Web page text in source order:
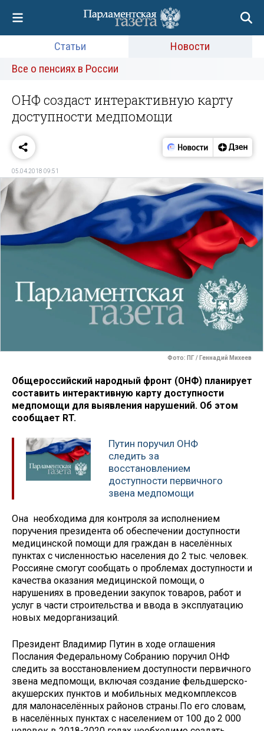
Статьи
Новости
Все о пенсиях в России
ОНФ создаст интерактивную карту
доступности медпомощи
05.04.2018 09:51
Фото: ПГ / Геннадий Михеев
Общероссийский народный фронт (ОНФ) планирует
составить интерактивную карту доступности
медпомощи для выявления нарушений. Об этом
сообщает RT.
Путин поручил ОНФ
следить за
восстановлением
доступности первичного
звена медпомощи
Она необходима для контроля за исполнением
поручения президента об обеспечении доступности
медицинской помощи для граждан в населённых
пунктах с численностью населения до 2 тыс. человек.
Россияне смогут сообщать о проблемах доступности и
качества оказания медицинской помощи, о
нарушениях в проведении закупок товаров, работ и
услуг в части строительства и ввода в эксплуатацию
новых медорганизаций.
Президент Владимир Путин в ходе оглашения
Послания Федеральному Собранию поручил ОНФ
следить за восстановлением доступности первичного
звена медпомощи, включая создание фельдшерско-
акушерских пунктов и мобильных медкомплексов
для малонаселённых районов страны.По его словам,
в населённых пунктах с населением от 100 до 2 000